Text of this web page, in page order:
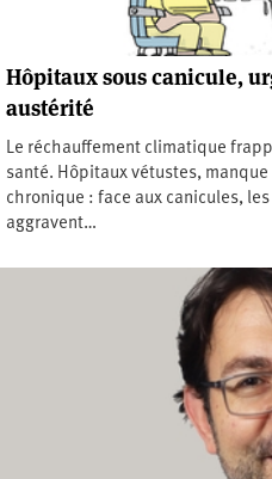
Hôpitaux sous canicule,
austérité
Le réchauffement climatique
santé. Hôpitaux vétustes,
chronique : face aux canicules,
aggravent…